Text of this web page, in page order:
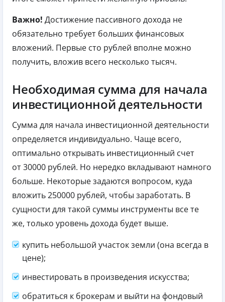
Важно! Достижение пассивного дохода не
обязательно требует больших финансовых
вложений. Первые сто рублей вполне можно
получить, вложив всего несколько тысяч.
Необходимая сумма для начала
инвестиционной деятельности
Сумма для начала инвестиционной деятельности
определяется индивидуально. Чаще всего,
оптимально открывать инвестиционный счет
от 30000 рублей. Но нередко вкладывают намного
больше. Некоторые задаются вопросом, куда
вложить 250000 рублей, чтобы заработать. В
сущности для такой суммы инструменты все те
же, только уровень дохода будет выше.
купить небольшой участок земли (она всегда в
цене);
инвестировать в произведения искусства;
обратиться к брокерам и выйти на фондовый